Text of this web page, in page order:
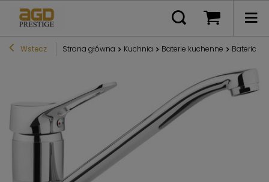
Wstecz Strona główna Kuchnia Baterie kuchenne Bateria